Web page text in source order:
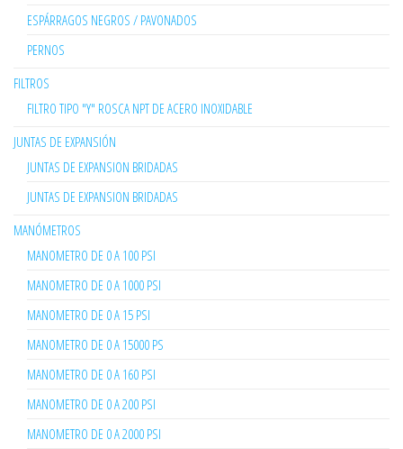
ESPÁRRAGOS NEGROS / PAVONADOS
PERNOS
FILTROS
FILTRO TIPO "Y" ROSCA NPT DE ACERO INOXIDABLE
JUNTAS DE EXPANSIÓN
JUNTAS DE EXPANSION BRIDADAS
JUNTAS DE EXPANSION BRIDADAS
MANÓMETROS
MANOMETRO DE 0 A 100 PSI
MANOMETRO DE 0 A 1000 PSI
MANOMETRO DE 0 A 15 PSI
MANOMETRO DE 0 A 15000 PS
MANOMETRO DE 0 A 160 PSI
MANOMETRO DE 0 A 200 PSI
MANOMETRO DE 0 A 2000 PSI